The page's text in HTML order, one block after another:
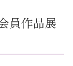
員作品展